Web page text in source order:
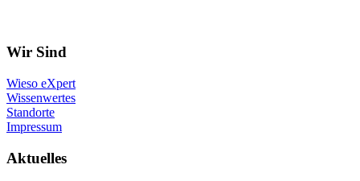
Wir Sind
Wieso eXpert
Wissenwertes
Standorte
Impressum
Aktuelles